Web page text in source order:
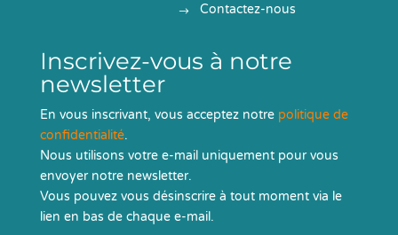
Contactez-nous
Inscrivez-vous à notre
newsletter
En vous inscrivant, vous acceptez notre politique de
confidentialité.
Nous utilisons votre e-mail uniquement pour vous
envoyer notre newsletter.
Vous pouvez vous désinscrire à tout moment via le
lien en bas de chaque e-mail.